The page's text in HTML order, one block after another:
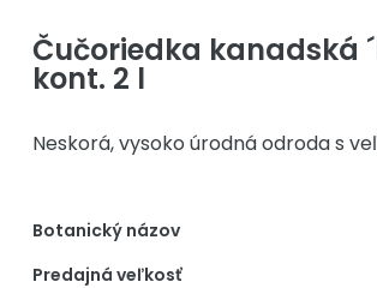
Čučoriedka kanadská
kont. 2 l
Neskorá, vysoko úrodná odroda s
Botanický názov
Predajná veľkosť